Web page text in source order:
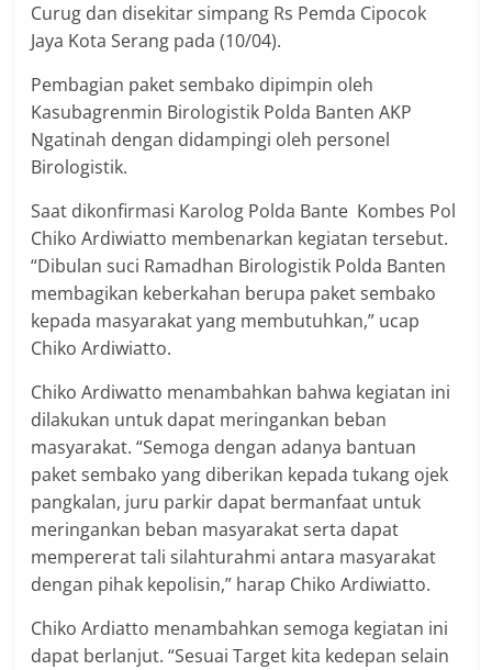
Curug dan disekitar simpang Rs Pemda Cipocok
Jaya Kota Serang pada (10/04).
Pembagian paket sembako dipimpin oleh
Kasubagrenmin Birologistik Polda Banten AKP
Ngatinah dengan didampingi oleh personel
Birologistik.
Saat dikonfirmasi Karolog Polda Bante Kombes Pol
Chiko Ardiwiatto membenarkan kegiatan tersebut.
“Dibulan suci Ramadhan Birologistik Polda Banten
membagikan keberkahan berupa paket sembako
kepada masyarakat yang membutuhkan,” ucap
Chiko Ardiwiatto.
Chiko Ardiwatto menambahkan bahwa kegiatan ini
dilakukan untuk dapat meringankan beban
masyarakat. “Semoga dengan adanya bantuan
paket sembako yang diberikan kepada tukang ojek
pangkalan, juru parkir dapat bermanfaat untuk
meringankan beban masyarakat serta dapat
mempererat tali silahturahmi antara masyarakat
dengan pihak kepolisin,” harap Chiko Ardiwiatto.
Chiko Ardiatto menambahkan semoga kegiatan ini
dapat berlanjut. “Sesuai Target kita kedepan selain